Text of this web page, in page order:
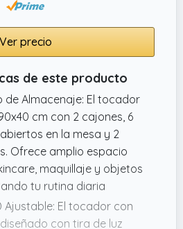
Ver precio
de este producto
Almacenaje: El tocador
cm con 2 cajones, 6
en la mesa y 2
Ofrece amplio espacio
maquillaje y objetos
tu rutina diaria
Ajustable: El tocador con
con tira de luz